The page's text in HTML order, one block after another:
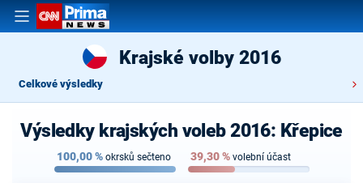
Krajské volby 2016
Celkové výsledky
Výsledky krajských voleb 2016: Křepice
100,00% okrsků sečteno 39,30% volební účast